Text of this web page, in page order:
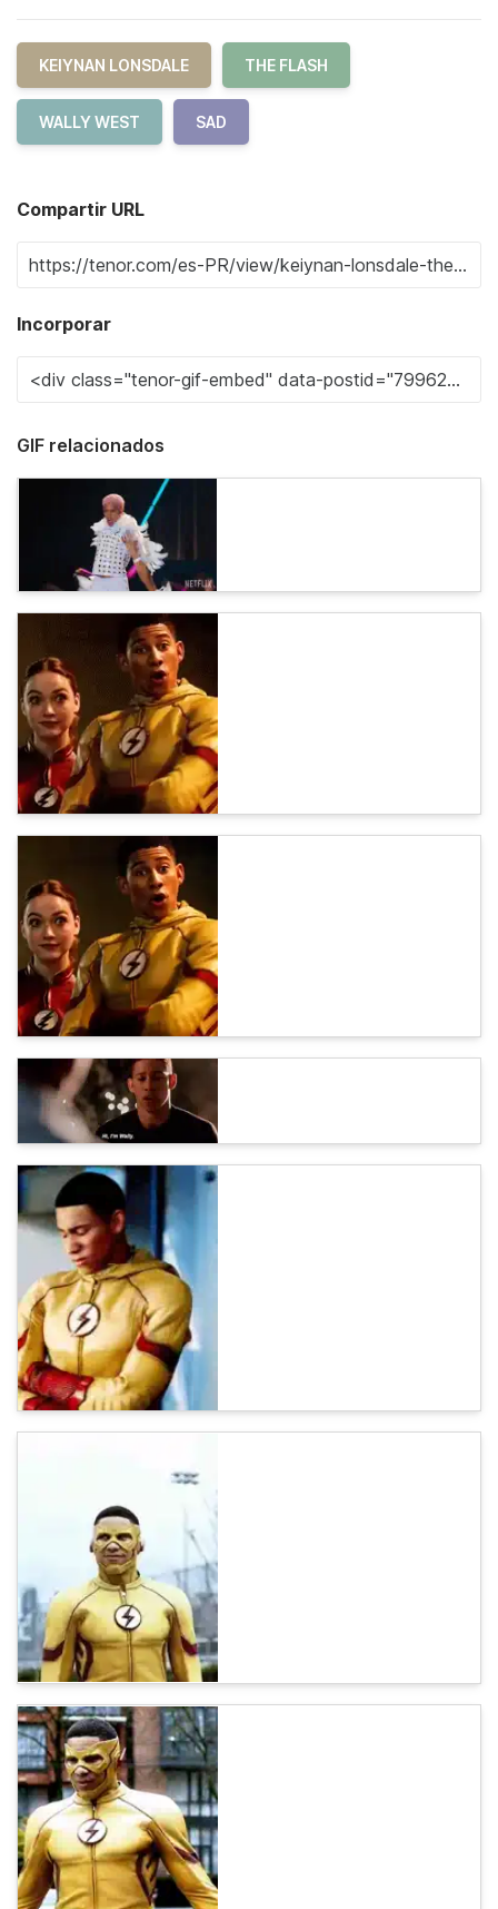
KEIYNAN LONSDALE THE FLASH
WALLY WEST SAD
Compartir URL
Incorporar
GIF relacionados